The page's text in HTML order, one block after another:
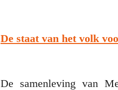
De samenleving van